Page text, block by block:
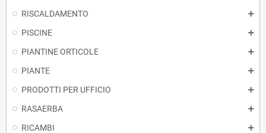
RISCALDAMENTO
PISCINE
PIANTINE ORTICOLE
PIANTE
PRODOTTI PER UFFICIO
RASAERBA
RICAMBI